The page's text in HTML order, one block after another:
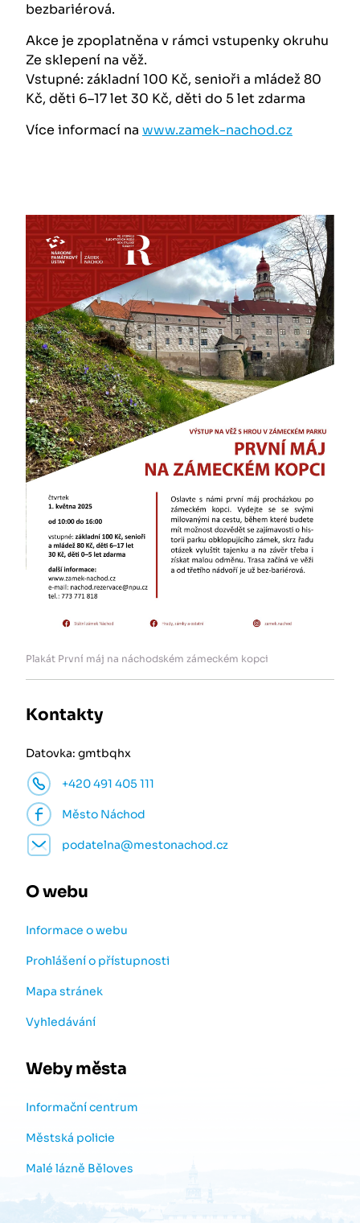
bezbariérová.
Akce je zpoplatněna v rámci vstupenky okruhu
Ze sklepení na věž.
Vstupné: základní 100 Kč, senioři a mládež 80
Kč, děti 6–17 let 30 Kč, děti do 5 let zdarma
Více informací na www.zamek-nachod.cz
Plakát První máj na náchodském zámeckém kopci
Kontakty
Datovka: gmtbqhx
+420 491 405 111
Město Náchod
podatelna@mestonachod.cz
O webu
Informace o webu
Prohlášení o přístupnosti
Mapa stránek
Vyhledávání
Weby města
Informační centrum
Městská policie
Malé lázně Běloves